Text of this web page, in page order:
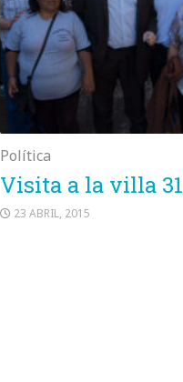
Política
Visita a la villa 31
23 ABRIL, 2015